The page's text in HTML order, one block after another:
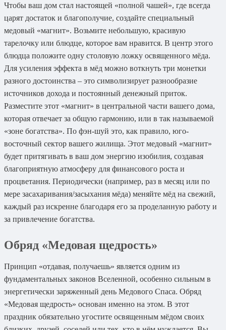
Чтобы ваш дом стал настоящей «полной чашей», где всегда
царят достаток и благополучие, создайте специальный
медовый «магнит». Возьмите небольшую, красивую
тарелочку или блюдце, которое вам нравится. В центр этого
блюдца положите одну столовую ложку освященного мёда.
Для усиления эффекта в мёд можно воткнуть три монетки
разного достоинства – это символизирует разнообразие
источников дохода и постоянный денежный приток.
Разместите этот «магнит» в центральной части вашего дома,
которая отвечает за общую гармонию, или в так называемой
«зоне богатства». По фэн-шуй это, как правило, юго-
восточный сектор вашего жилища. Этот медовый «магнит»
будет притягивать в ваш дом энергию изобилия, создавая
благоприятную атмосферу для финансового роста и
процветания. Периодически (например, раз в месяц или по
мере засахаривания/засыхания мёда) меняйте мёд на свежий,
каждый раз искренне благодаря его за проделанную работу и
за привлечение богатства.
Обряд «Медовая щедрость»
Принцип «отдавая, получаешь» является одним из
фундаментальных законов Вселенной, особенно сильным в
энергетически заряженный день Медового Спаса. Обряд
«Медовая щедрость» основан именно на этом. В этот
праздник обязательно угостите освященным мёдом своих